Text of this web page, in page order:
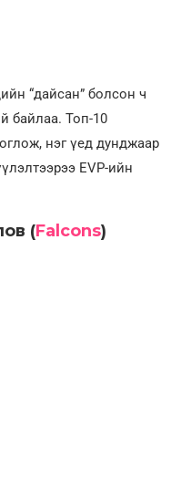
“дайсан” болсон ч
байлаа. Топ-10
нэг үед дунджаар
EVP-ийн
(Falcons)